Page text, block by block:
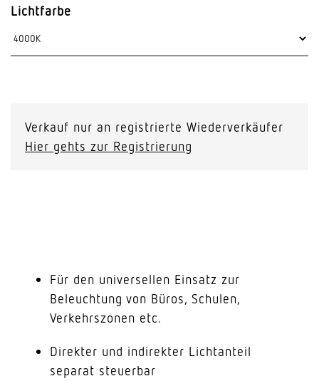
Lichtfarbe
Verkauf nur an registrierte Wiederverkäufer
Hier gehts zur Registrierung
Für den universellen Einsatz zur
Beleuchtung von Büros, Schulen,
Verkehrszonen etc.
Direkter und indirekter Lichtanteil
separat steuerbar